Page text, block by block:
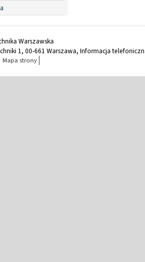
Warszawska
1, 00-661 Warszawa, Informacja
Mapa strony